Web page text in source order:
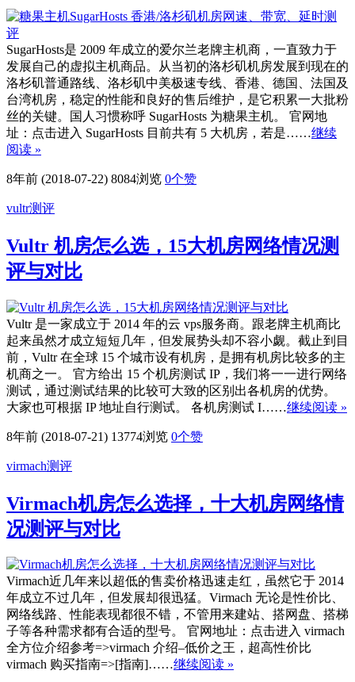
SugarHosts是 2009 年成立的爱尔兰老牌主机商，一直致力于
发展自己的虚拟主机商品。从当初的洛杉矶机房发展到现在的
洛杉矶普通路线、洛杉矶中美极速专线、香港、德国、法国及
台湾机房，稳定的性能和良好的售后维护，是它积累一大批粉
丝的关键。国人习惯称呼 SugarHosts 为糖果主机。 官网地
址：点击进入 SugarHosts 目前共有 5 大机房，若是……继续
阅读 »
8年前 (2018-07-22) 8084浏览 0个赞
vultr测评
Vultr 机房怎么选，15大机房网络情况测
评与对比
Vultr 是一家成立于 2014 年的云 vps服务商。跟老牌主机商比
起来虽然才成立短短几年，但发展势头却不容小觑。截止到目
前，Vultr 在全球 15 个城市设有机房，是拥有机房比较多的主
机商之一。 官方给出 15 个机房测试 IP，我们将一一进行网络
测试，通过测试结果的比较可大致的区别出各机房的优势。
大家也可根据 IP 地址自行测试。 各机房测试 I……继续阅读 »
8年前 (2018-07-21) 13774浏览 0个赞
virmach测评
Virmach机房怎么选择，十大机房网络情
况测评与对比
Virmach近几年来以超低的售卖价格迅速走红，虽然它于 2014
年成立不过几年，但发展却很迅猛。Virmach 无论是性价比、
网络线路、性能表现都很不错，不管用来建站、搭网盘、搭梯
子等各种需求都有合适的型号。 官网地址：点击进入 virmach
全方位介绍参考=>virmach 介绍–低价之王，超高性价比
virmach 购买指南=>[指南]……继续阅读 »